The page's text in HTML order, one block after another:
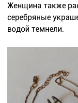
Женщина также
серебряные
водой темнели.